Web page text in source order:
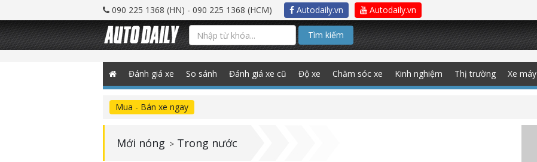
090 225 1368 (HN) - 090 225 1368 (HCM) Autodaily.vn Autodaily.vn
Tìm kiếm
Đánh giá xe So sánh Đánh giá xe cũ Độ xe Chăm sóc xe Kinh nghiệm Thị trường Xe máy
Mua - Bán xe ngay
Mới nóng > Trong nước